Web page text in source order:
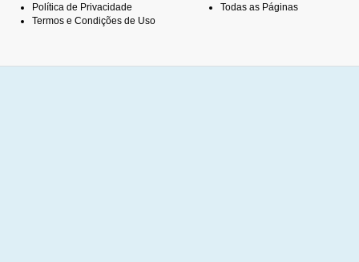
Política de Privacidade
Termos e Condições de Uso
Todas as Páginas